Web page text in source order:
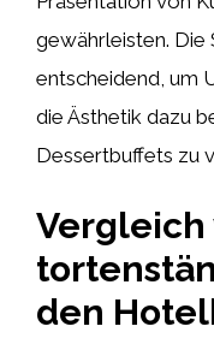
gewährleisten.
entscheidend, um
die Ästhetik dazu
Dessertbuffets zu
den